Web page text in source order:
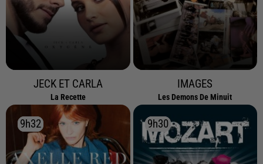
JECK ET CARLA
La Recette
IMAGES
Les Demons De Minuit
9h32
9h32 9h30
9h30